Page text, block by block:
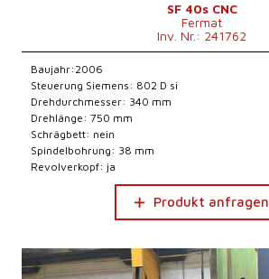
SF 40s CNC
Fermat
Inv. Nr.: 241762
Baujahr:2006
Steuerung Siemens: 802 D si
Drehdurchmesser: 340 mm
Drehlänge: 750 mm
Schrägbett: nein
Spindelbohrung: 38 mm
Revolverkopf: ja
Produkt anfragen